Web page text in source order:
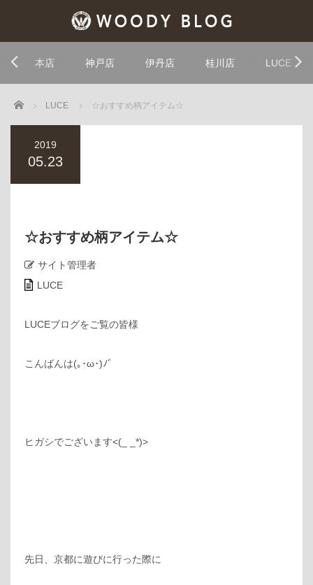
本店 神戸店 伊丹店 桂川店 LUCE
Home LUCE ☆おすすめ柄アイテム☆
2019
05.23
☆おすすめ柄アイテム☆
サイト管理者
LUCE
LUCEブログをご覧の皆様
こんばんは(｡･ω･)ﾉﾞ
ヒガシでございます<(_ _*)>
先日、京都に遊びに行った際に